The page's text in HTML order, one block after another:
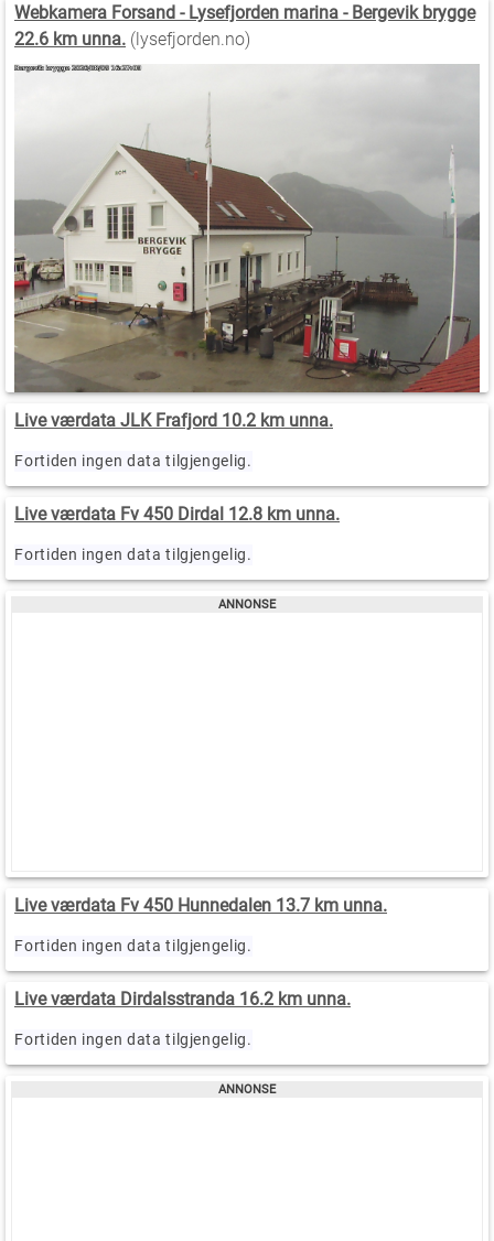
Webkamera Forsand - Lysefjorden marina - Bergevik brygge
22.6 km unna. (lysefjorden.no)
Live værdata JLK Frafjord 10.2 km unna.
Fortiden ingen data tilgjengelig.
Live værdata Fv 450 Dirdal 12.8 km unna.
Fortiden ingen data tilgjengelig.
Live værdata Fv 450 Hunnedalen 13.7 km unna.
Fortiden ingen data tilgjengelig.
Live værdata Dirdalsstranda 16.2 km unna.
Fortiden ingen data tilgjengelig.